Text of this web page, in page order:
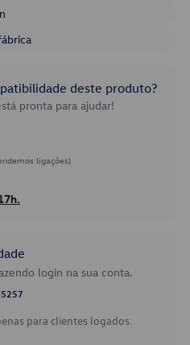
deste produto?
pronta para ajudar!
ligações)
login na sua conta.
para clientes logados.